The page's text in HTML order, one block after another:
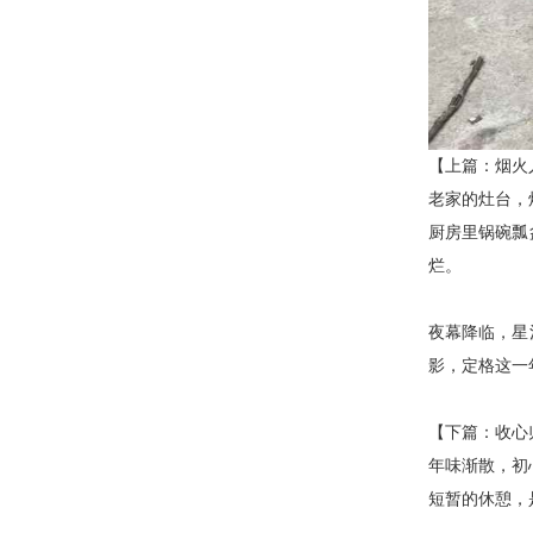
【上篇：烟
老家的灶台
厨房里锅碗
烂。
夜幕降临，
影，定格这
【下篇：收
年味渐散，初
短暂的休憩